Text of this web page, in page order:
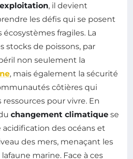
, il devient
les défis qui se posent
fragiles. La
stocks de poissons, par
non seulement la
, mais également la sécurité
côtières qui
pour vivre. En
changement climatique se
des océans et
des mers, menaçant les
marine. Face à ces